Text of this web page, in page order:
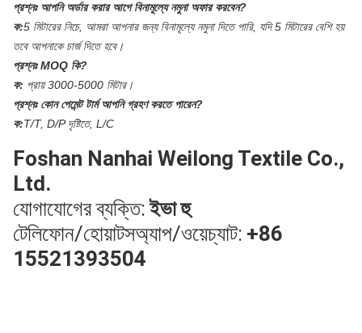
প্রশ্নঃ আপনি অর্ডার করার আগে বিনামূল্যে নমুনা অফার করবেন?
ক:5 মিটারের নিচে, আমরা আপনার জন্য বিনামূল্যে নমুনা দিতে পারি, যদি 5 মিটারের বেশি হয়
তবে আপনাকে চার্জ দিতে হবে।
প্রশ্নঃ MOQ কি?
ক: প্রায় 3000-5000 মিটার।
প্রশ্নঃ কোন পেমেন্ট টার্ম আপনি গ্রহণ করতে পারেন?
ক:T/T, D/P দৃষ্টিতে, L/C
Foshan Nanhai Weilong Textile Co.,
Ltd.
যোগাযোগের ব্যক্তি: ইভা হু
টেলিফোন/হোয়াটসঅ্যাপ/ওয়েচ্যাট: +86
15521393504